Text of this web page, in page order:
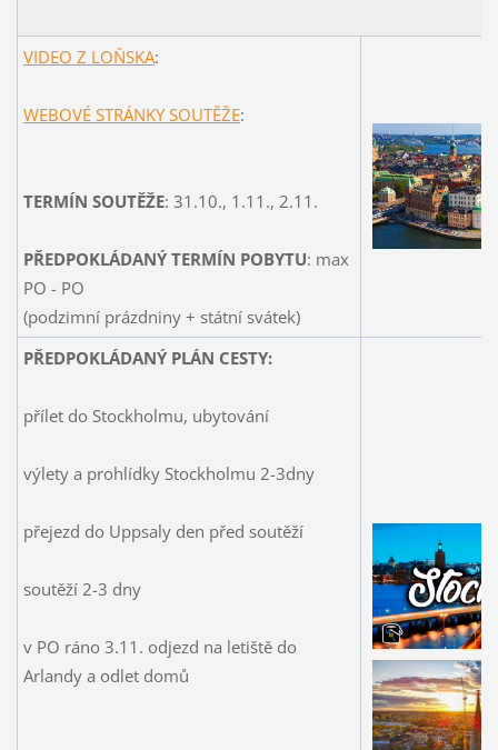
VIDEO Z LOŇSKA:
WEBOVÉ STRÁNKY SOUTĚŽE:
TERMÍN SOUTĚŽE: 31.10., 1.11., 2.11.
PŘEDPOKLÁDANÝ TERMÍN POBYTU: max
PO - PO
(podzimní prázdniny + státní svátek)
PŘEDPOKLÁDANÝ PLÁN CESTY:
přílet do Stockholmu, ubytování
výlety a prohlídky Stockholmu 2-3dny
přejezd do Uppsaly den před soutěží
soutěží 2-3 dny
v PO ráno 3.11. odjezd na letiště do
Arlandy a odlet domů